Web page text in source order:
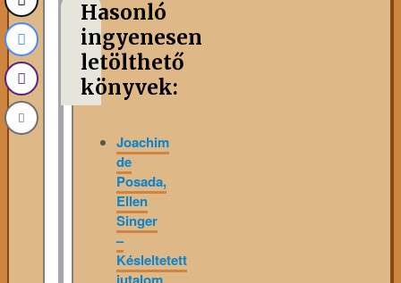
Hasonló
ingyenesen
letölthető
könyvek:
Joachim
de
Posada,
Ellen
Singer
–
Késleltetett